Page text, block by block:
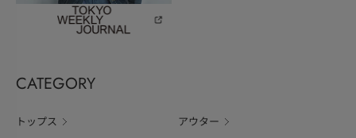
CATEGORY
トップス アウター